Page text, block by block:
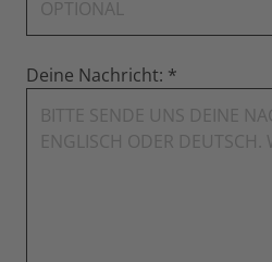
Deine Nachricht: